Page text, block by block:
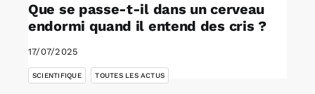
Que se passe-t-il dans un cerveau
endormi quand il entend des cris ?
17/07/2025
SCIENTIFIQUE TOUTES LES ACTUS